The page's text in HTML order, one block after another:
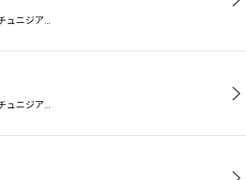
ュニジア…
ュニジア…